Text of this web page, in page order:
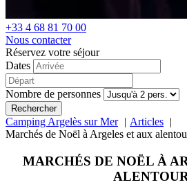
+33 4 68 81 70 00
Nous contacter
Réservez votre séjour
Dates
Nombre de personnes
Rechercher
Camping Argelès sur Mer
Articles
Marchés de Noël à Argeles et aux
MARCHÉS DE NOËL À